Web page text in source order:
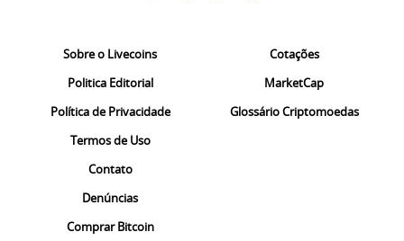
Sobre o Livecoins
Politica Editorial
Política de Privacidade
Termos de Uso
Contato
Denúncias
Comprar Bitcoin
Cotações
MarketCap
Glossário Criptomoedas